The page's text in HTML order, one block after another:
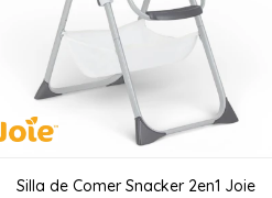
Silla de Comer Snacker 2en1 Joie